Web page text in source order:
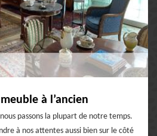
à l’ancien
passons la plupart de notre temps.
à nos attentes aussi bien sur le côté